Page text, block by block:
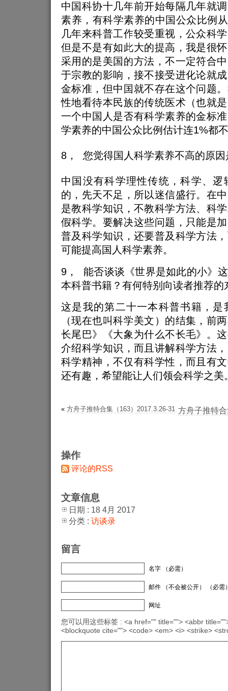
中国科协十几年前开始每隔几年就
素养，有科学素养的中国公众比例
几年来科普工作较受重视，公众科
但是不是有如此大的提高，我是很
采用的是美国的方法，不一定符合
于宗教的影响，接不接受进化论就
金标准，但中国就不存在这个问题
性地看待本民族的传统医术（也就
一个中国人是否有科学素养的金标
学素养的中国公众比例估计连1%都
8， 您觉得国人科学素养不高的原
中国没有科学理性传统，科学、逻
的，先天不足，所以迷信盛行。在
是教科学知识，不教科学方法、科
假科学。要解决这些问题，只能是
普及科学知识，还要普及科学方法
可能提高国人科学素养。
9， 能否谈谈《世界是如此的小》
本科普书籍？有何特别向读者推荐的
这是我的第二十一本科普书籍，是
（现在也叫科学美文）的结集，前
长尾巴》《大象为什么不长毛》。
介绍科学知识，而且讲解科学方法
科学精神，不仅有科学性，而且有
还有趣，希望能让人们领会科学之美
« 方舟子推特合集（163）2017.3.26-31 方舟子推特
操作
评论的RSS
文章信息
日期 : 18 4月 2017
分类 : 访谈录
留言
名字 （必需）
邮件 （不会被公开） （必需
网址
您可以用这些标签 : <a href="" title=""> <abbr
<blockquote cite=""> <code> <em> <i> <strike>